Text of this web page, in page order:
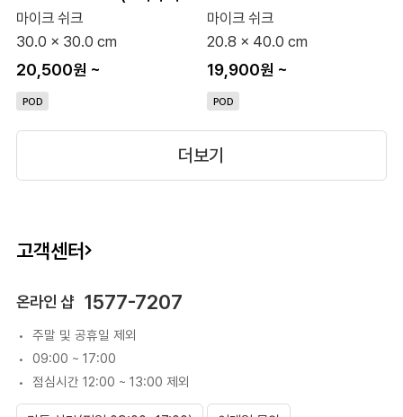
마이크 쉬크
30.0 x 30.0 cm
20,500원 ~
POD
마이크 쉬크
20.8 x 40.0 cm
19,900원 ~
POD
더보기
고객센터
온라인 샵 1577-7207
주말 및 공휴일 제외
09:00 ~ 17:00
점심시간 12:00 ~ 13:00 제외